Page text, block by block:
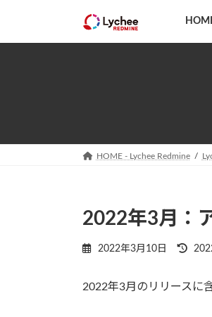
テ
ッ
ゲ
移
HOME - Lychee Redmine
2022年3月：
2022年3月10日
最
新
2022年3月のリリースに